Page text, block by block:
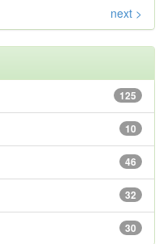
next >
125
10
46
32
30